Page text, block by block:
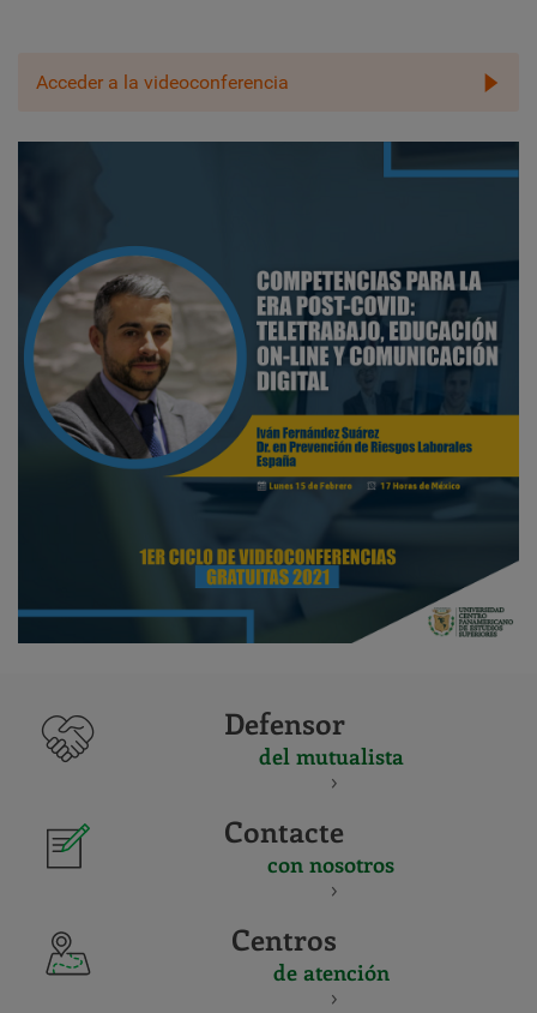
Acceder a la videoconferencia
Defensor
del mutualista
Contacte
con nosotros
Centros
de atención